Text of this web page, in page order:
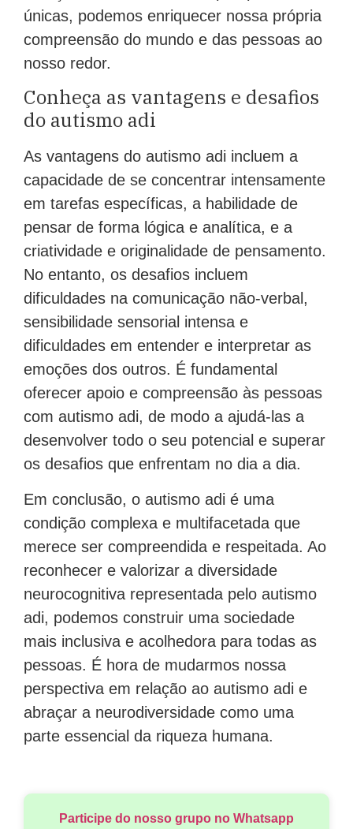
únicas, podemos enriquecer nossa própria
compreensão do mundo e das pessoas ao
nosso redor.
Conheça as vantagens e desafios
do autismo adi
As vantagens do autismo adi incluem a
capacidade de se concentrar intensamente
em tarefas específicas, a habilidade de
pensar de forma lógica e analítica, e a
criatividade e originalidade de pensamento.
No entanto, os desafios incluem
dificuldades na comunicação não-verbal,
sensibilidade sensorial intensa e
dificuldades em entender e interpretar as
emoções dos outros. É fundamental
oferecer apoio e compreensão às pessoas
com autismo adi, de modo a ajudá-las a
desenvolver todo o seu potencial e superar
os desafios que enfrentam no dia a dia.
Em conclusão, o autismo adi é uma
condição complexa e multifacetada que
merece ser compreendida e respeitada. Ao
reconhecer e valorizar a diversidade
neurocognitiva representada pelo autismo
adi, podemos construir uma sociedade
mais inclusiva e acolhedora para todas as
pessoas. É hora de mudarmos nossa
perspectiva em relação ao autismo adi e
abraçar a neurodiversidade como uma
parte essencial da riqueza humana.
Participe do nosso grupo no Whatsapp